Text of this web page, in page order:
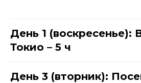
День 1 (воскресенье):
Токио – 5 ч
День 3 (вторник):